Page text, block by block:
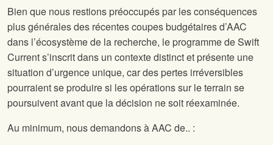
Bien que nous restions préoccupés par les conséquences
plus générales des récentes coupes budgétaires d’AAC
dans l’écosystème de la recherche, le programme de Swift
Current s’inscrit dans un contexte distinct et présente une
situation d’urgence unique, car des pertes irréversibles
pourraient se produire si les opérations sur le terrain se
poursuivent avant que la décision ne soit réexaminée.
Au minimum, nous demandons à AAC de.. :